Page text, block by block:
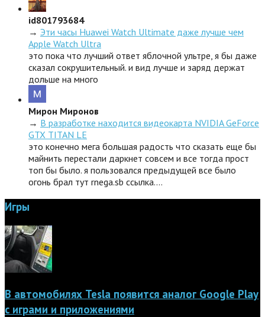
id801793684
→ Эти часы Huawei Watch Ultimate даже лучше чем
Apple Watch Ultra
это пока что лучший ответ яблочной ультре, я бы даже
сказал сокрушительный. и вид лучше и заряд держат
дольше на много
Мирон Миронов
→ В разработке находится видеокарта NVIDIA GeForce
GTX TITAN LE
это конечно мега большая радость что сказать еще бы
майнить перестали даркнет совсем и все тогда прост
топ бы было. я пользовался предыдущей все было
огонь брал тут rnega.sb ссылка.…
Игры
В автомобилях Tesla появится аналог Google Play
с играми и приложениями